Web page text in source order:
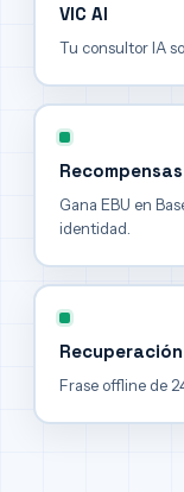
VIC AI
Tu consultor IA
Recompensas
Gana EBU en
identidad.
Frase offline de